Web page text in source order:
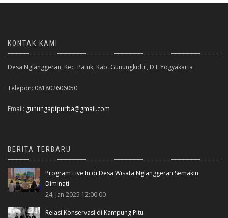
KONTAK KAMI
Desa Nglanggeran, Kec. Patuk, Kab. Gunungkidul, D.I. Yogyakarta
Telepon: 081802606050
Email: gunungapipurba@gmail.com
BERITA TERBARU
Program Live In di Desa Wisata Nglanggeran Semakin
Diminati
24, Jan 2025 12:00:00
Relasi Konservasi di Kampung Pitu